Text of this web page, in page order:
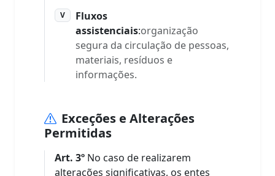
V
Fluxos
assistenciais:organização
segura da circulação de pessoas,
materiais, resíduos e
informações.
Exceções e Alterações
Permitidas
Art. 3º No caso de realizarem
alterações significativas, os entes